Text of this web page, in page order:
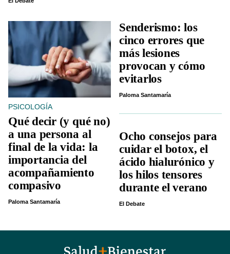
PSICOLOGÍA
Qué decir (y qué no)
a una persona al
final de la vida: la
importancia del
acompañamiento
compasivo
Paloma Santamaría
Senderismo: los
cinco errores que
más lesiones
provocan y cómo
evitarlos
Paloma Santamaría
Ocho consejos para
cuidar el botox, el
ácido hialurónico y
los hilos tensores
durante el verano
El Debate